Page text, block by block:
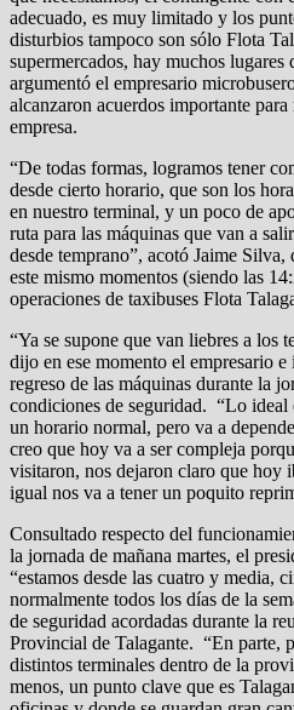
adecuado, es muy limitado y los
disturbios tampoco son sólo Flota
supermercados, hay muchos lugares
argumentó el empresario
alcanzaron acuerdos importante
empresa.
“De todas formas, logramos tener
desde cierto horario, que son los
en nuestro terminal, y un poco de
ruta para las máquinas que van a
desde temprano”, acotó Jaime
este mismo momentos (siendo las
operaciones de taxibuses Flota
“Ya se supone que van liebres a los
dijo en ese momento el empresario
regreso de las máquinas durante la
condiciones de seguridad. “Lo ideal
un horario normal, pero va a
creo que hoy va a ser compleja
visitaron, nos dejaron claro que hoy
igual nos va a tener un poquito
Consultado respecto del
la jornada de mañana martes, el
“estamos desde las cuatro y media,
normalmente todos los días de la
de seguridad acordadas durante la
Provincial de Talagante. “En parte,
distintos terminales dentro de la
menos, un punto clave que es